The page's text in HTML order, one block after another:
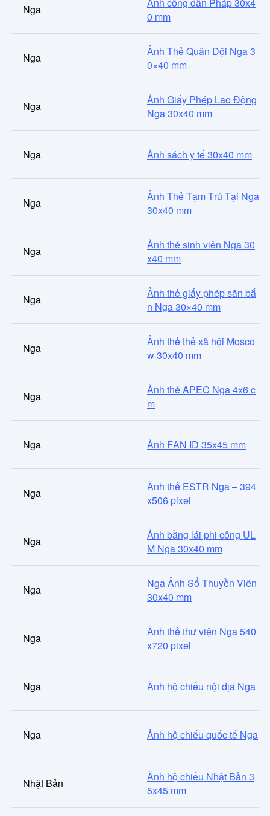
Nga
0 mm
Nga
Ảnh Thẻ Quân Đội Nga 3
0×40 mm
Nga
Ảnh Giấy Phép Lao Động
Nga 30x40 mm
Nga Ảnh sách y tế 30x40 mm
Nga
Ảnh Thẻ Tạm Trú Tại Nga
30x40 mm
Nga
Ảnh thẻ sinh viên Nga 30
x40 mm
Nga
Ảnh thẻ giấy phép săn bắ
n Nga 30×40 mm
Nga
Ảnh thẻ thẻ xã hội Mosco
w 30x40 mm
Nga
Ảnh thẻ APEC Nga 4x6 c
m
Nga Ảnh FAN ID 35x45 mm
Nga
Ảnh thẻ ESTR Nga – 394
x506 pixel
Nga
Ảnh bằng lái phi công UL
M Nga 30x40 mm
Nga
Nga Ảnh Sổ Thuyền Viên
30x40 mm
Nga
Ảnh thẻ thư viện Nga 540
x720 pixel
Nga Ảnh hộ chiếu nội địa Nga
Nga Ảnh hộ chiếu quốc tế Nga
Nhật Bản
Ảnh hộ chiếu Nhật Bản 3
5x45 mm